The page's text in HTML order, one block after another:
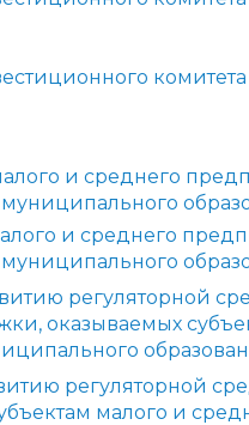
и среднего
и среднего
регуляторной
оказываемых
регуляторной
малого и